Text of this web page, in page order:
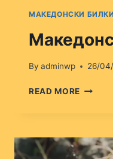
МАКЕДОНСКИ БИЛКИ
By adminwp 26/
READ MORE